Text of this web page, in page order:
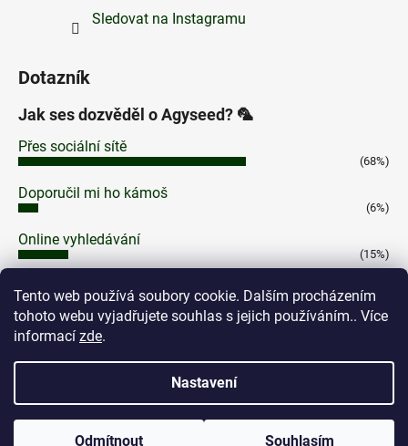
Tento web používá soubory cookie. Dalším procházením
tohoto webu vyjadřujete souhlas s jejich používáním.. Více
informací zde.
Nastavení
Odmítnout Souhlasím
Sledovat na Instagramu
Dotazník
Jak ses dozvěděl o Agyseed? 🦜
Přes sociální sítě
(68%)
Doporučil mi ho kámoš
(6%)
Online vyhledávání
(15%)
Na Cannafestu
(7%)
Jinak